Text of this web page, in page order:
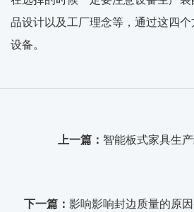
品设计以及工厂理念等，通过这四
设备。
上一篇： 智能板式家具生
下一篇： 影响影响封边质量的原